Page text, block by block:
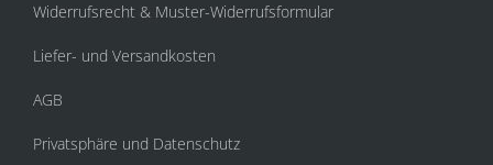
Widerrufsrecht & Muster-Widerrufsformular
Liefer- und Versandkosten
AGB
Privatsphäre und Datenschutz